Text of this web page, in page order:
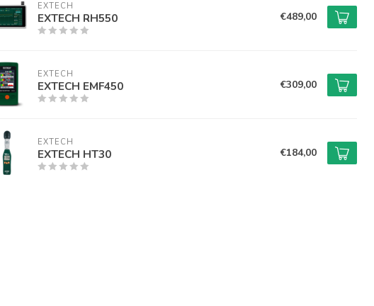
EXTECH
EXTECH RH550 €489,00
EXTECH
EXTECH EMF450 €309,00
EXTECH
EXTECH HT30 €184,00